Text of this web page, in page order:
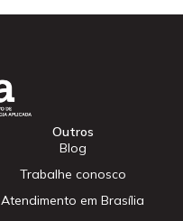
Outros
Blog
Trabalhe conosco
Atendimento em Brasília